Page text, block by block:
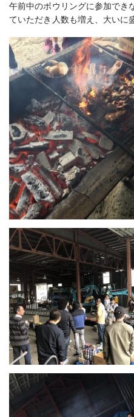
午前中のボウリングに参加でき
ていただき人数も増え、大いに